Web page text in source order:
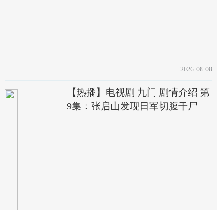
2026-08-08
【热播】电视剧 九门 剧情介绍 第
9集：张启山发现日军切腹干尸